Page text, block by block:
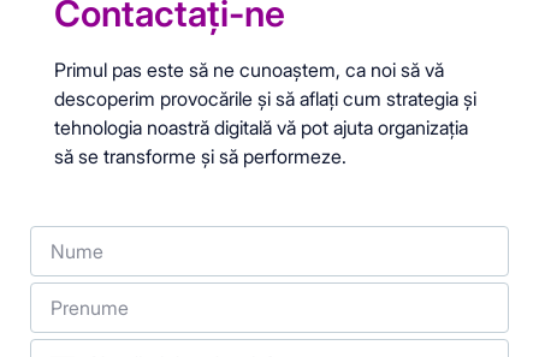
Contactaţi-ne
Primul pas este să ne cunoaștem, ca noi să vă
descoperim provocările și să aflați cum strategia și
tehnologia noastră digitală vă pot ajuta organizația
să se transforme și să performeze.
Nume
Prenume
Telefon